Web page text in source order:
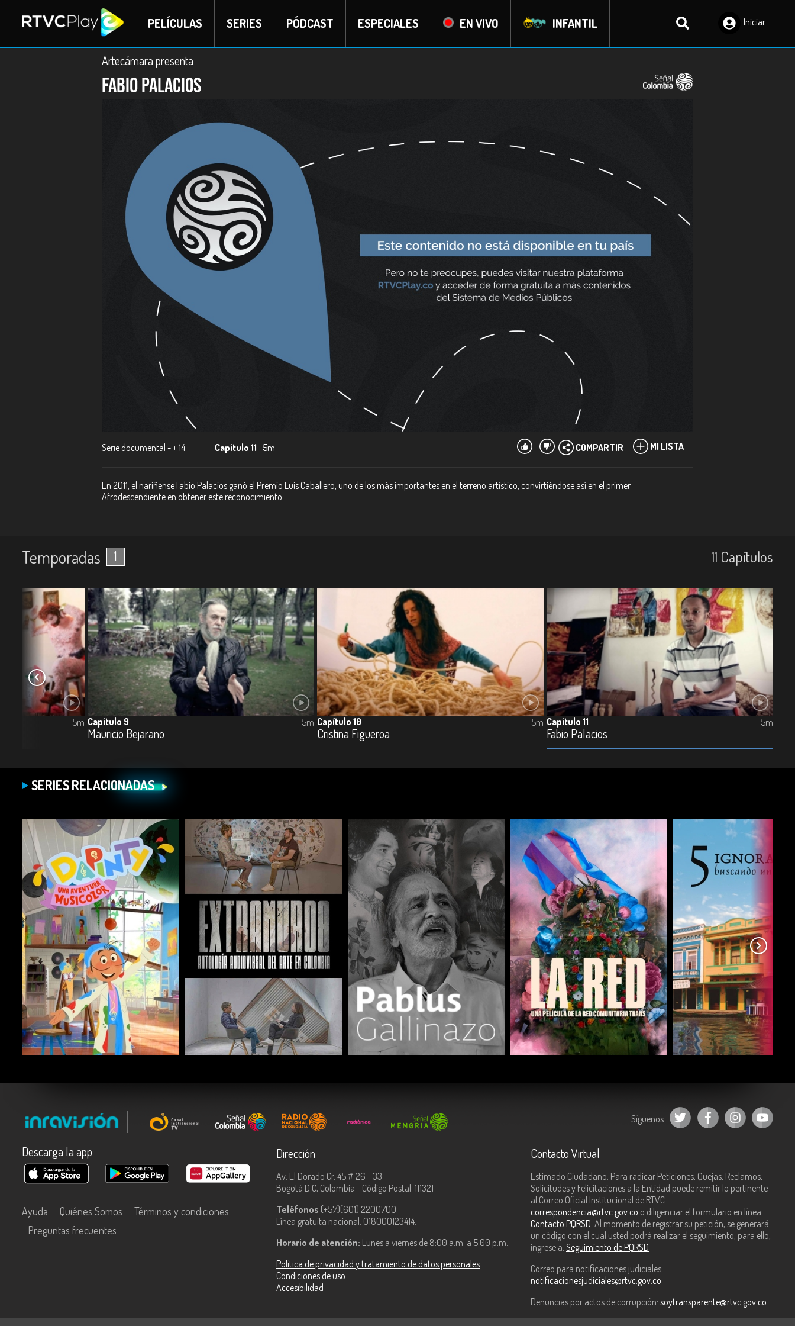
PELÍCULAS SERIES PÓDCAST ESPECIALES EN VIVO INFANTIL
Iniciar
Artecámara presenta
Fabio Palacios
Serie documental - + 14 Capítulo 11 5m MI LISTA
COMPARTIR
En 2011, el nariñense Fabio Palacios ganó el Premio Luis Caballero, uno de los más importantes en el terreno artístico, convirtiéndose así en el primer
Afrodescendiente en obtener este reconocimiento.
Temporadas 1 11 Capí­tulos
5m Capítulo 9
Mauricio Bejarano
5m Capítulo 10
Cristina Figueroa
5m Capítulo 11
Fabio Palacios
5m
SERIES RELACIONADAS
COMPARTIR COMPARTIR COMPARTIR COMPARTIR COMPARTIR
Síguenos
Descarga la app
Ayuda Quiénes Somos
Términos y condiciones
Preguntas frecuentes
Dirección
Av. El Dorado Cr. 45 # 26 - 33
Bogotá D.C, Colombia - Código Postal: 111321
Teléfonos (+57)(601) 2200700.
Línea gratuita nacional: 018000123414.
Horario de atención: Lunes a viernes de 8:00 a.m. a 5:00 p.m.
Política de privacidad y tratamiento de datos personales
Condiciones de uso
Accesibilidad
Contacto Virtual
Estimado Ciudadano: Para radicar Peticiones, Quejas, Reclamos,
Solicitudes y Felicitaciones a la Entidad puede remitir lo pertinente
al Correo Oficial Institucional de RTVC
correspondencia@rtvc.gov.co o diligenciar el formulario en línea:
Contacto PQRSD . Al momento de registrar su petición, se generará
un código con el cual usted podrá realizar el seguimiento, para ello,
ingrese a: Seguimiento de PQRSD
Correo para notificaciones judiciales:
notificacionesjudiciales@rtvc.gov.co
Denuncias por actos de corrupción: soytransparente@rtvc.gov.co